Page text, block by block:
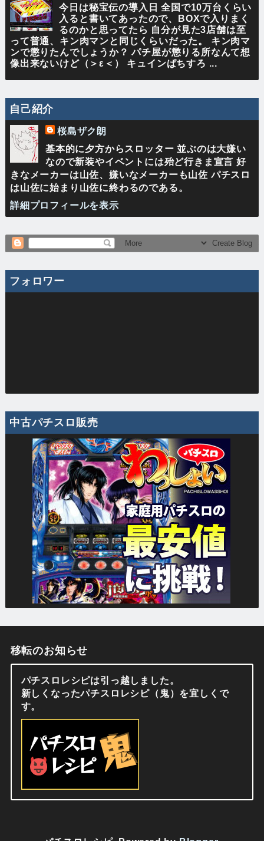
今日は秘宝伝の導入日 全国で10万台くらい
入ると書いてあったので、BOXで入りまく
るのかと思ってたら 自分が見た3店舗は至
って普通、キン肉マンと同じくらいだった。 キン肉マ
ンで懲りたんでしょうか？ パチ屋が懲りる所なんて想
像出来ないけど（＞ε＜） キュインぱちすろ ...
自己紹介
桜島ザク朗
基本的に夕方からスロッター 並ぶのは大嫌い
なので新装やイベントには殆ど行きま宣言 好
きなメーカーは山佐、嫌いなメーカーも山佐 パチスロ
は山佐に始まり山佐に終わるのである。
詳細プロフィールを表示
フォロワー
中古パチスロ販売
移転のお知らせ
パチスロレシピは引っ越しました。
新しくなったパチスロレシピ（鬼）を宜しくで
す。